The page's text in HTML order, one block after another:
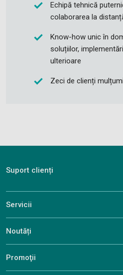
Echipă tehnică
colaborarea la
Know-how unic în
soluțiilor,
ulterioare
Zeci de clienți
Suport clienți
Servicii
Noutăți
Promoţii